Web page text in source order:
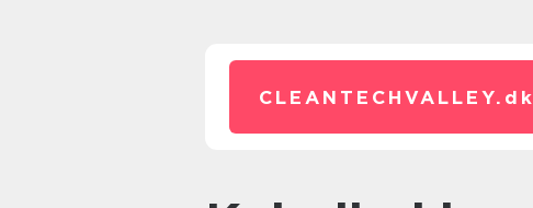
CLEANTECHVALLEY. dk